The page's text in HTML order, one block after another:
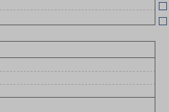
04-23
04-23